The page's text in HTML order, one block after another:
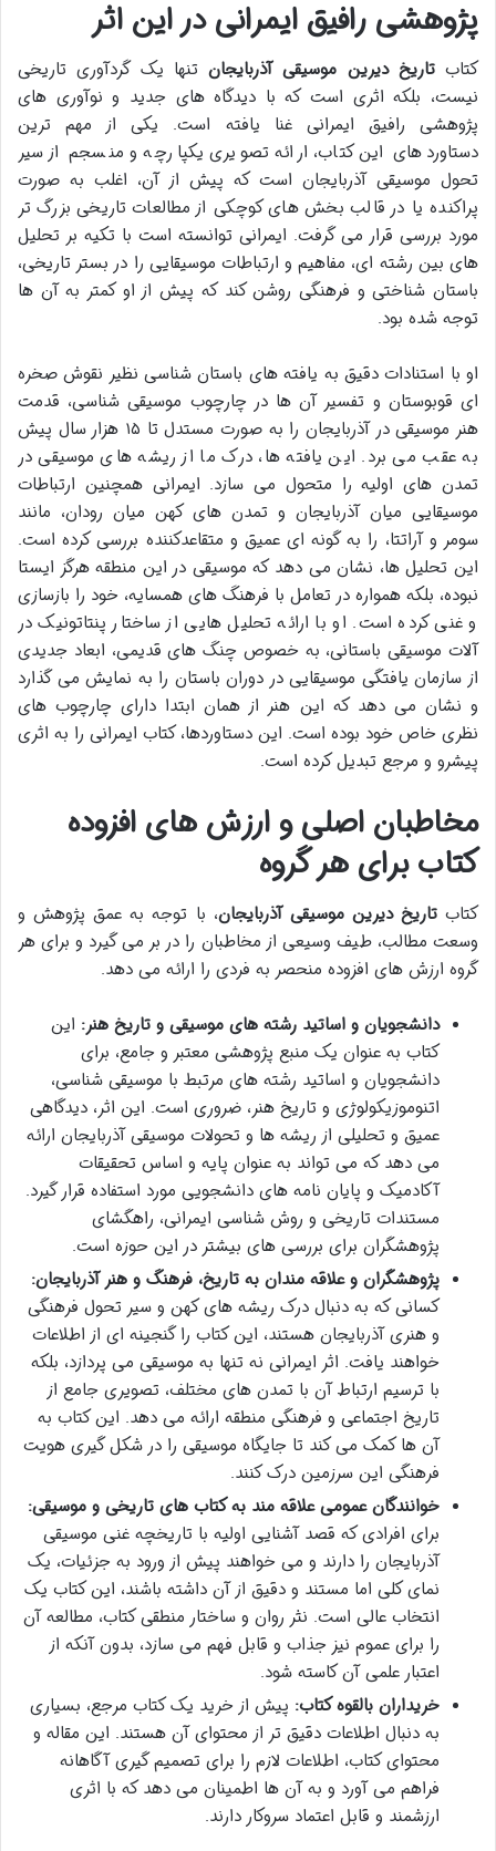
پژوهشی رافیق ایمرانی در این اثر
کتابتاریخ دیرین موسیقی آذربایجان تنها یک گردآوری تاریخی
نیست، بلکه اثری است که با دیدگاه های جدید و نوآوری های
پژوهشی رافیق ایمرانی غنا یافته است. یکی از مهم ترین
دستاوردهای این کتاب، ارائه تصویری یکپارچه و منسجم از سیر
تحول موسیقی آذربایجان است که پیش از آن، اغلب به صورت
پراکنده یا در قالب بخش های کوچکی از مطالعات تاریخی بزرگ تر
مورد بررسی قرار می گرفت. ایمرانی توانسته است با تکیه بر تحلیل
های بین رشته ای، مفاهیم و ارتباطات موسیقایی را در بستر تاریخی،
باستان شناختی و فرهنگی روشن کند که پیش از او کمتر به آن ها
توجه شده بود.
او با استنادات دقیق به یافته های باستان شناسی نظیر نقوش صخره
ای قوبوستان و تفسیر آن ها در چارچوب موسیقی شناسی، قدمت
هنر موسیقی در آذربایجان را به صورت مستدل تا ۱۵ هزار سال پیش
به عقب می برد. این یافته ها، درک ما از ریشه های موسیقی در
تمدن های اولیه را متحول می سازد. ایمرانی همچنین ارتباطات
موسیقایی میان آذربایجان و تمدن های کهن میان رودان، مانند
سومر و آراتتا، را به گونه ای عمیق و متقاعدکننده بررسی کرده است.
این تحلیل ها، نشان می دهد که موسیقی در این منطقه هرگز ایستا
نبوده، بلکه همواره در تعامل با فرهنگ های همسایه، خود را بازسازی
و غنی کرده است. او با ارائه تحلیل هایی از ساختار پنتاتونیک در
آلات موسیقی باستانی، به خصوص چنگ های قدیمی، ابعاد جدیدی
از سازمان یافتگی موسیقایی در دوران باستان را به نمایش می گذارد
و نشان می دهد که این هنر از همان ابتدا دارای چارچوب های
نظری خاص خود بوده است. این دستاوردها، کتاب ایمرانی را به اثری
پیشرو و مرجع تبدیل کرده است.
مخاطبان اصلی و ارزش های افزوده
کتاب برای هر گروه
کتابتاریخ دیرین موسیقی آذربایجان، با توجه به عمق پژوهش و
وسعت مطالب، طیف وسیعی از مخاطبان را در بر می گیرد و برای هر
گروه ارزش های افزوده منحصر به فردی را ارائه می دهد.
دانشجویان و اساتید رشته های موسیقی و تاریخ هنر: این
کتاب به عنوان یک منبع پژوهشی معتبر و جامع، برای
دانشجویان و اساتید رشته های مرتبط با موسیقی شناسی،
اتنوموزیکولوژی و تاریخ هنر، ضروری است. این اثر، دیدگاهی
عمیق و تحلیلی از ریشه ها و تحولات موسیقی آذربایجان ارائه
می دهد که می تواند به عنوان پایه و اساس تحقیقات
آکادمیک و پایان نامه های دانشجویی مورد استفاده قرار گیرد.
مستندات تاریخی و روش شناسی ایمرانی، راهگشای
پژوهشگران برای بررسی های بیشتر در این حوزه است.
پژوهشگران و علاقه مندان به تاریخ، فرهنگ و هنر آذربایجان:
کسانی که به دنبال درک ریشه های کهن و سیر تحول فرهنگی
و هنری آذربایجان هستند، این کتاب را گنجینه ای از اطلاعات
خواهند یافت. اثر ایمرانی نه تنها به موسیقی می پردازد، بلکه
با ترسیم ارتباط آن با تمدن های مختلف، تصویری جامع از
تاریخ اجتماعی و فرهنگی منطقه ارائه می دهد. این کتاب به
آن ها کمک می کند تا جایگاه موسیقی را در شکل گیری هویت
فرهنگی این سرزمین درک کنند.
خوانندگان عمومی علاقه مند به کتاب های تاریخی و موسیقی:
برای افرادی که قصد آشنایی اولیه با تاریخچه غنی موسیقی
آذربایجان را دارند و می خواهند پیش از ورود به جزئیات، یک
نمای کلی اما مستند و دقیق از آن داشته باشند، این کتاب یک
انتخاب عالی است. نثر روان و ساختار منطقی کتاب، مطالعه آن
را برای عموم نیز جذاب و قابل فهم می سازد، بدون آنکه از
اعتبار علمی آن کاسته شود.
خریداران بالقوه کتاب: پیش از خرید یک کتاب مرجع، بسیاری
به دنبال اطلاعات دقیق تر از محتوای آن هستند. این مقاله و
محتوای کتاب، اطلاعات لازم را برای تصمیم گیری آگاهانه
فراهم می آورد و به آن ها اطمینان می دهد که با اثری
ارزشمند و قابل اعتماد سروکار دارند.